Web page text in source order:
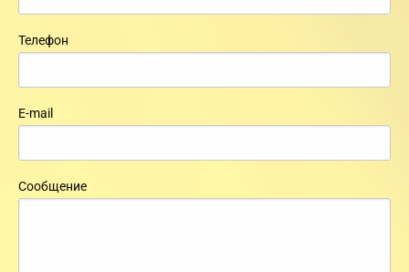
Телефон
E-mail
Сообщение